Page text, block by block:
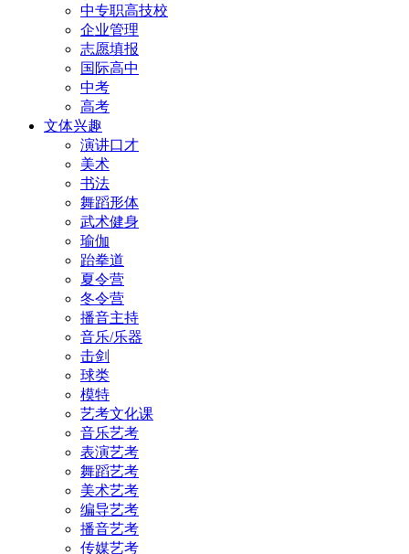
中专职高技校
企业管理
志愿填报
国际高中
中考
高考
文体兴趣
演讲口才
美术
书法
舞蹈形体
武术健身
瑜伽
跆拳道
夏令营
冬令营
播音主持
音乐/乐器
击剑
球类
模特
艺考文化课
音乐艺考
表演艺考
舞蹈艺考
美术艺考
编导艺考
播音艺考
传媒艺考